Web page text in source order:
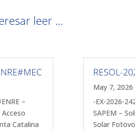
leer ...
–
Acceso
Catalina
RESOL-
May 7, 2026
-EX-2026-
SAPEM –
Solar